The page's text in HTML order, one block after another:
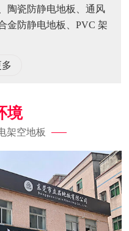
陶瓷防静电地板、通风
金防静电地板、PVC 架
境
架空地板